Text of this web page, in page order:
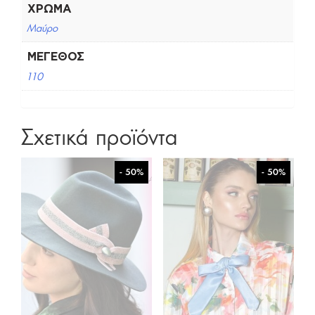
ΧΡΏΜΑ
Μαύρο
ΜΈΓΕΘΟΣ
110
Σχετικά προϊόντα
- 50% - 50%